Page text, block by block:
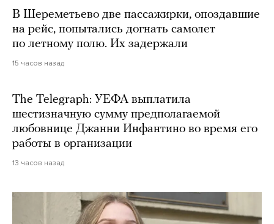
В Шереметьево две пассажирки, опоздавшие
на рейс, попытались догнать самолет
по летному полю. Их задержали
15 часов назад
The Telegraph: УЕФА выплатила
шестизначную сумму предполагаемой
любовнице Джанни Инфантино во время его
работы в организации
13 часов назад